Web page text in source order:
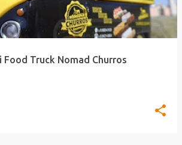
Truck Nomad Churros